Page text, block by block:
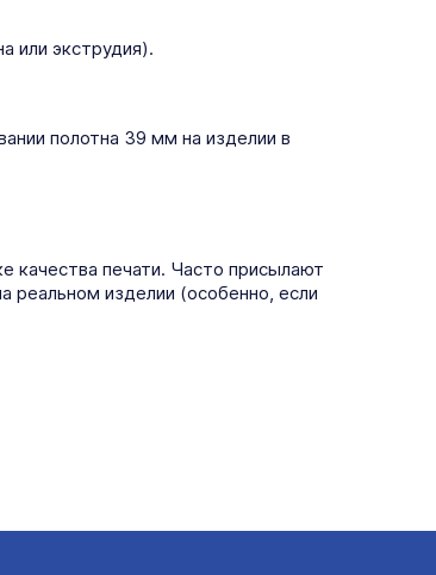
или экструдия).
полотна 39 мм на изделии в
качества печати. Часто присылают
реальном изделии (особенно, если